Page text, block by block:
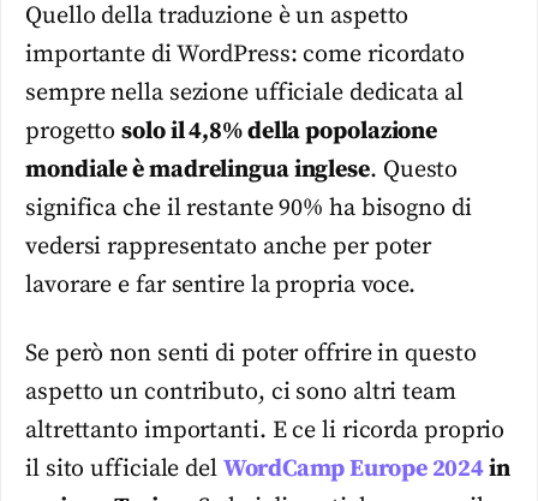
Quello della traduzione è un aspetto
importante di WordPress: come ricordato
sempre nella sezione ufficiale dedicata al
progettosolo il 4,8% della popolazione
mondiale è madrelingua inglese. Questo
significa che il restante 90% ha bisogno di
vedersi rappresentato anche per poter
lavorare e far sentire la propria voce.
Se però non senti di poter offrire in questo
aspetto un contributo, ci sono altri team
altrettanto importanti. E ce li ricorda proprio
il sito ufficiale del WordCamp Europe 2024in